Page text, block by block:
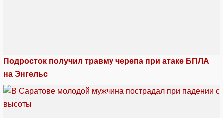
Подросток получил травму черепа при атаке БПЛА
на Энгельс